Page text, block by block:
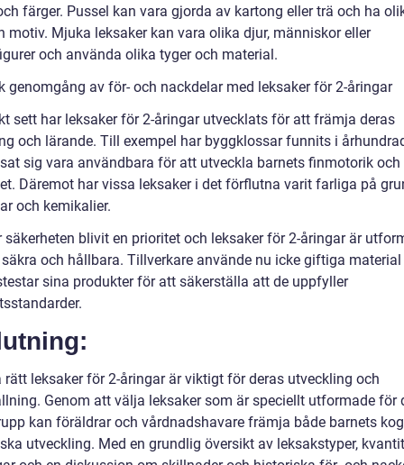
färger. Pussel kan vara gjorda av kartong eller trä och ha
motiv. Mjuka leksaker kan vara olika djur, människor eller
och använda olika tyger och material.
genomgång av för- och nackdelar med leksaker för 2-åringar
sett har leksaker för 2-åringar utvecklats för att främja deras
och lärande. Till exempel har byggklossar funnits i
sig vara användbara för att utveckla barnets finmotorik och
Däremot har vissa leksaker i det förflutna varit farliga på
och kemikalier.
säkerheten blivit en prioritet och leksaker för 2-åringar är
och hållbara. Tillverkare använde nu icke giftiga
sina produkter för att säkerställa att de uppfyller
rätt leksaker för 2-åringar är viktigt för deras utveckling och
Genom att välja leksaker som är speciellt utformade för
kan föräldrar och vårdnadshavare främja både barnets
utveckling. Med en grundlig översikt av leksakstyper,